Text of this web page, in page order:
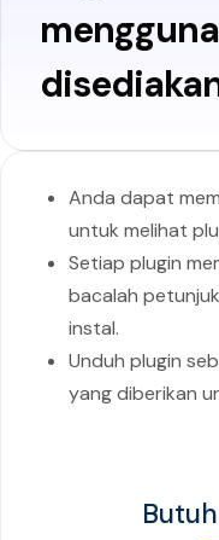
Anda dapat
untuk melihat
Setiap plugin
bacalah
instal.
Unduh plugin
yang diberikan